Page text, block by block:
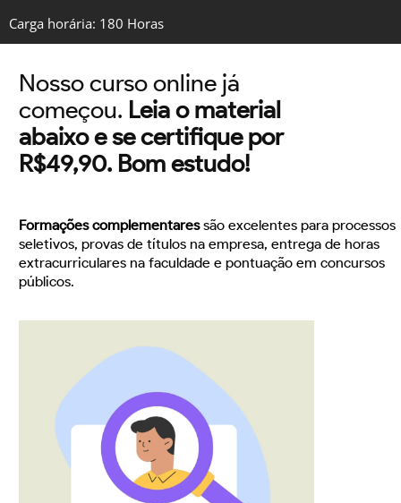
Carga horária: 180 Horas
Nosso curso online já
começou. Leia o material
abaixo e se certifique por
R$49,90. Bom estudo!
Formações complementaressão excelentes para processos
seletivos, provas de títulos na empresa, entrega de horas
extracurriculares na faculdade e pontuação em concursos
públicos.